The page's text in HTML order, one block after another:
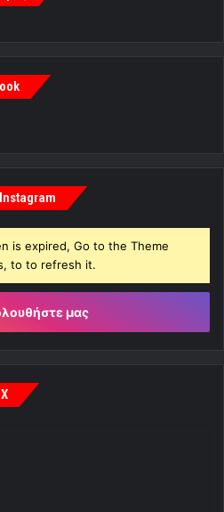
is expired, Go to the Theme
to to refresh it.
μας